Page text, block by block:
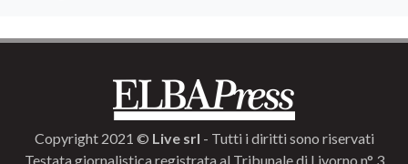
Copyright 2021 © Live srl - Tutti i diritti sono riservati
Testata giornalistica registrata al Tribunale di Livorno n° 3